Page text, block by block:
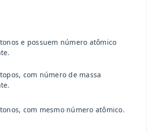
e possuem número atômico
com número de massa
com mesmo número atômico.